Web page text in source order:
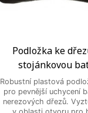
Podložka ke
stojánkovou
Robustní plastová
pro pevnější uchycení
nerezových dřezů.